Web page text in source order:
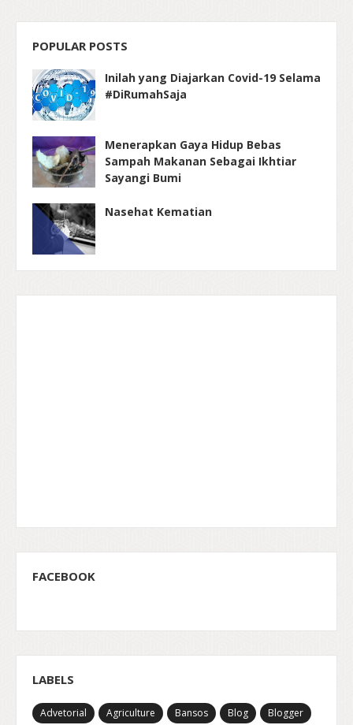
POPULAR POSTS
Inilah yang Diajarkan Covid-19 Selama
#DiRumahSaja
Menerapkan Gaya Hidup Bebas
Sampah Makanan Sebagai Ikhtiar
Sayangi Bumi
Nasehat Kematian
FACEBOOK
LABELS
Advetorial Agriculture Bansos Blog Blogger